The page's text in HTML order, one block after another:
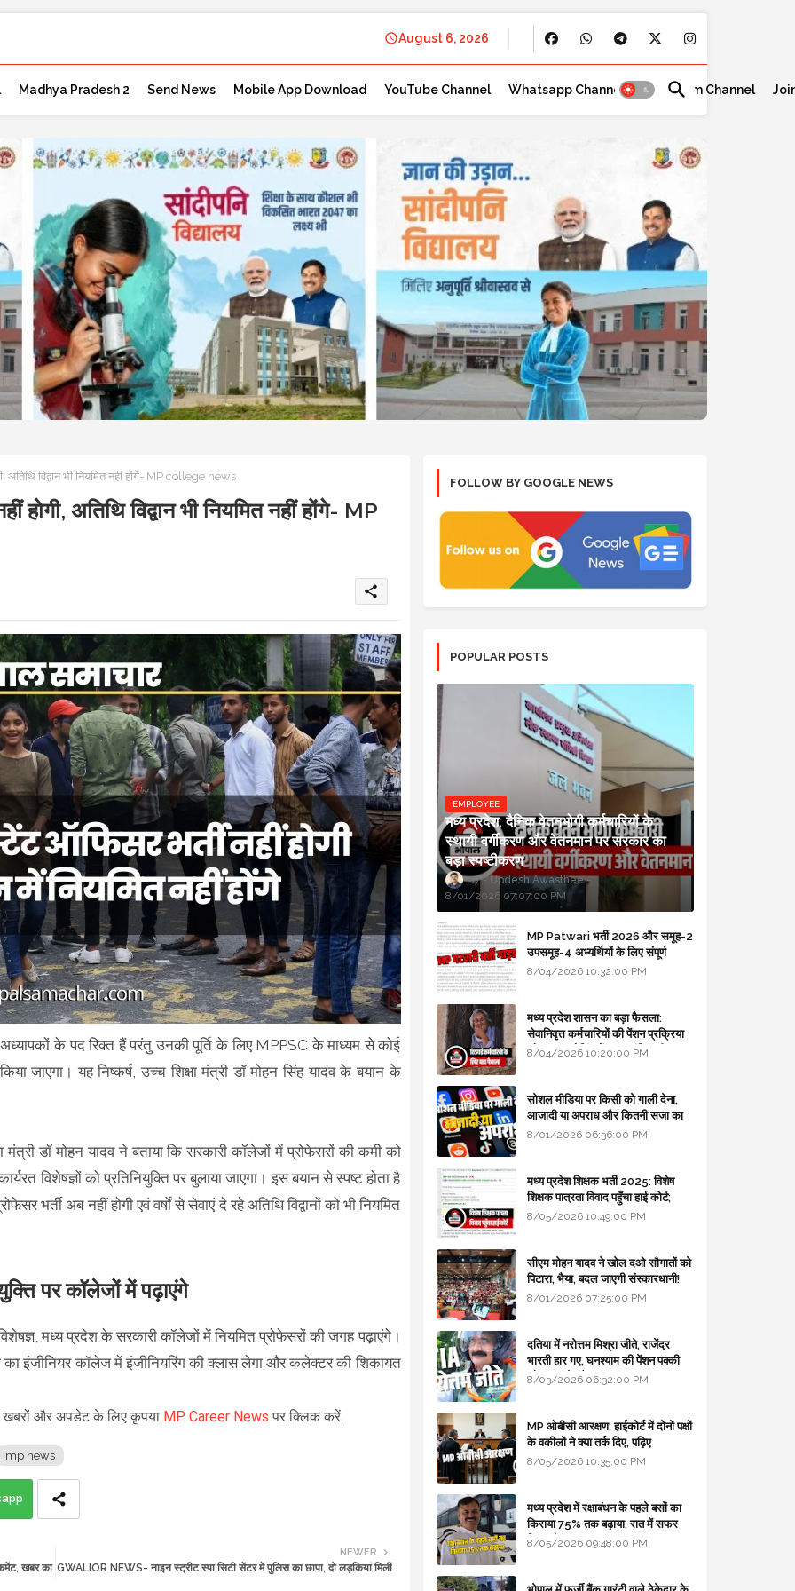
August 6, 2026
Madhya Pradesh 2 Send News Mobile App Download YouTube Channel Whatsapp Channel Telegram Channel
अतिथि विद्वान भी नियमित नहीं होंगे- MP college news
अतिथि विद्वान भी नियमित नहीं होंगे- MP
share
के पद रिक्त हैं परंतु उनकी पूर्ति के लिए MPPSC के माध्यम से कोई
किया जाएगा। यह निष्कर्ष, उच्च शिक्षा मंत्री डॉ मोहन सिंह यादव के बयान के
डॉ मोहन यादव ने बताया कि सरकारी कॉलेजों में प्रोफेसरों की कमी को
विशेषज्ञों को प्रतिनियुक्ति पर बुलाया जाएगा। इस बयान से स्पष्ट होता है
भर्ती अब नहीं होगी एवं वर्षों से सेवाएं दे रहे अतिथि विद्वानों को भी नियमित
पर कॉलेजों में पढ़ाएंगे
मध्य प्रदेश के सरकारी कॉलेजों में नियमित प्रोफेसरों की जगह पढ़ाएंगे।
का इंजीनियर कॉलेज में इंजीनियरिंग की क्लास लेगा और कलेक्टर की शिकायत
खबरों और अपडेट के लिए कृपया MP Career News पर क्लिक करें.
mp news
NEWER
GWALIOR NEWS- नाइन स्ट्रीट स्पा सिटी सेंटर में पुलिस का छापा, दो लड़कियां मिलीं
खबर का
FOLLOW BY GOOGLE NEWS
POPULAR POSTS
EMPLOYEE
मध्य प्रदेश: दैनिक वेतनभोगी कर्मचारियों के
स्थायी वर्गीकरण और वेतनमान पर सरकार का
बड़ा स्पष्टीकरण
Updesh Awasthee
8/01/2026 07:07:00 PM
MP Patwari भर्ती 2026 और समूह-2
उपसमूह-4 अभ्यर्थियों के लिए संपूर्ण
मार्गदर्शिका
8/04/2026 10:32:00 PM
मध्य प्रदेश शासन का बड़ा फैसला:
सेवानिवृत्त कर्मचारियों की पेंशन प्रक्रिया
और बजट कोडिंग में हुए क्रांतिकारी
8/04/2026 10:20:00 PM
सोशल मीडिया पर किसी को गाली देना,
आजादी या अपराध और कितनी सजा का
प्रावधान - free legal advice
8/01/2026 06:36:00 PM
मध्य प्रदेश शिक्षक भर्ती 2025: विशेष
शिक्षक पात्रता विवाद पहुँचा हाई कोर्ट;
सरकार से माँगा जवाब
8/05/2026 10:49:00 PM
सीएम मोहन यादव ने खोल दओ सौगातों को
पिटारा, भैया, बदल जाएगी संस्कारधानी!
8/01/2026 07:25:00 PM
दतिया में नरोत्तम मिश्रा जीते, राजेंद्र
भारती हार गए, घनश्याम की पेंशन पक्की
और आशुतोष बैक टू...
8/03/2026 06:32:00 PM
MP ओबीसी आरक्षण: हाईकोर्ट में दोनों पक्षों
के वकीलों ने क्या तर्क दिए, पढ़िए
8/05/2026 10:35:00 PM
मध्य प्रदेश में रक्षाबंधन के पहले बसों का
किराया 75% तक बढ़ाया, रात में सफर
किया तो 10% एक्स्ट्रा
8/05/2026 09:48:00 PM